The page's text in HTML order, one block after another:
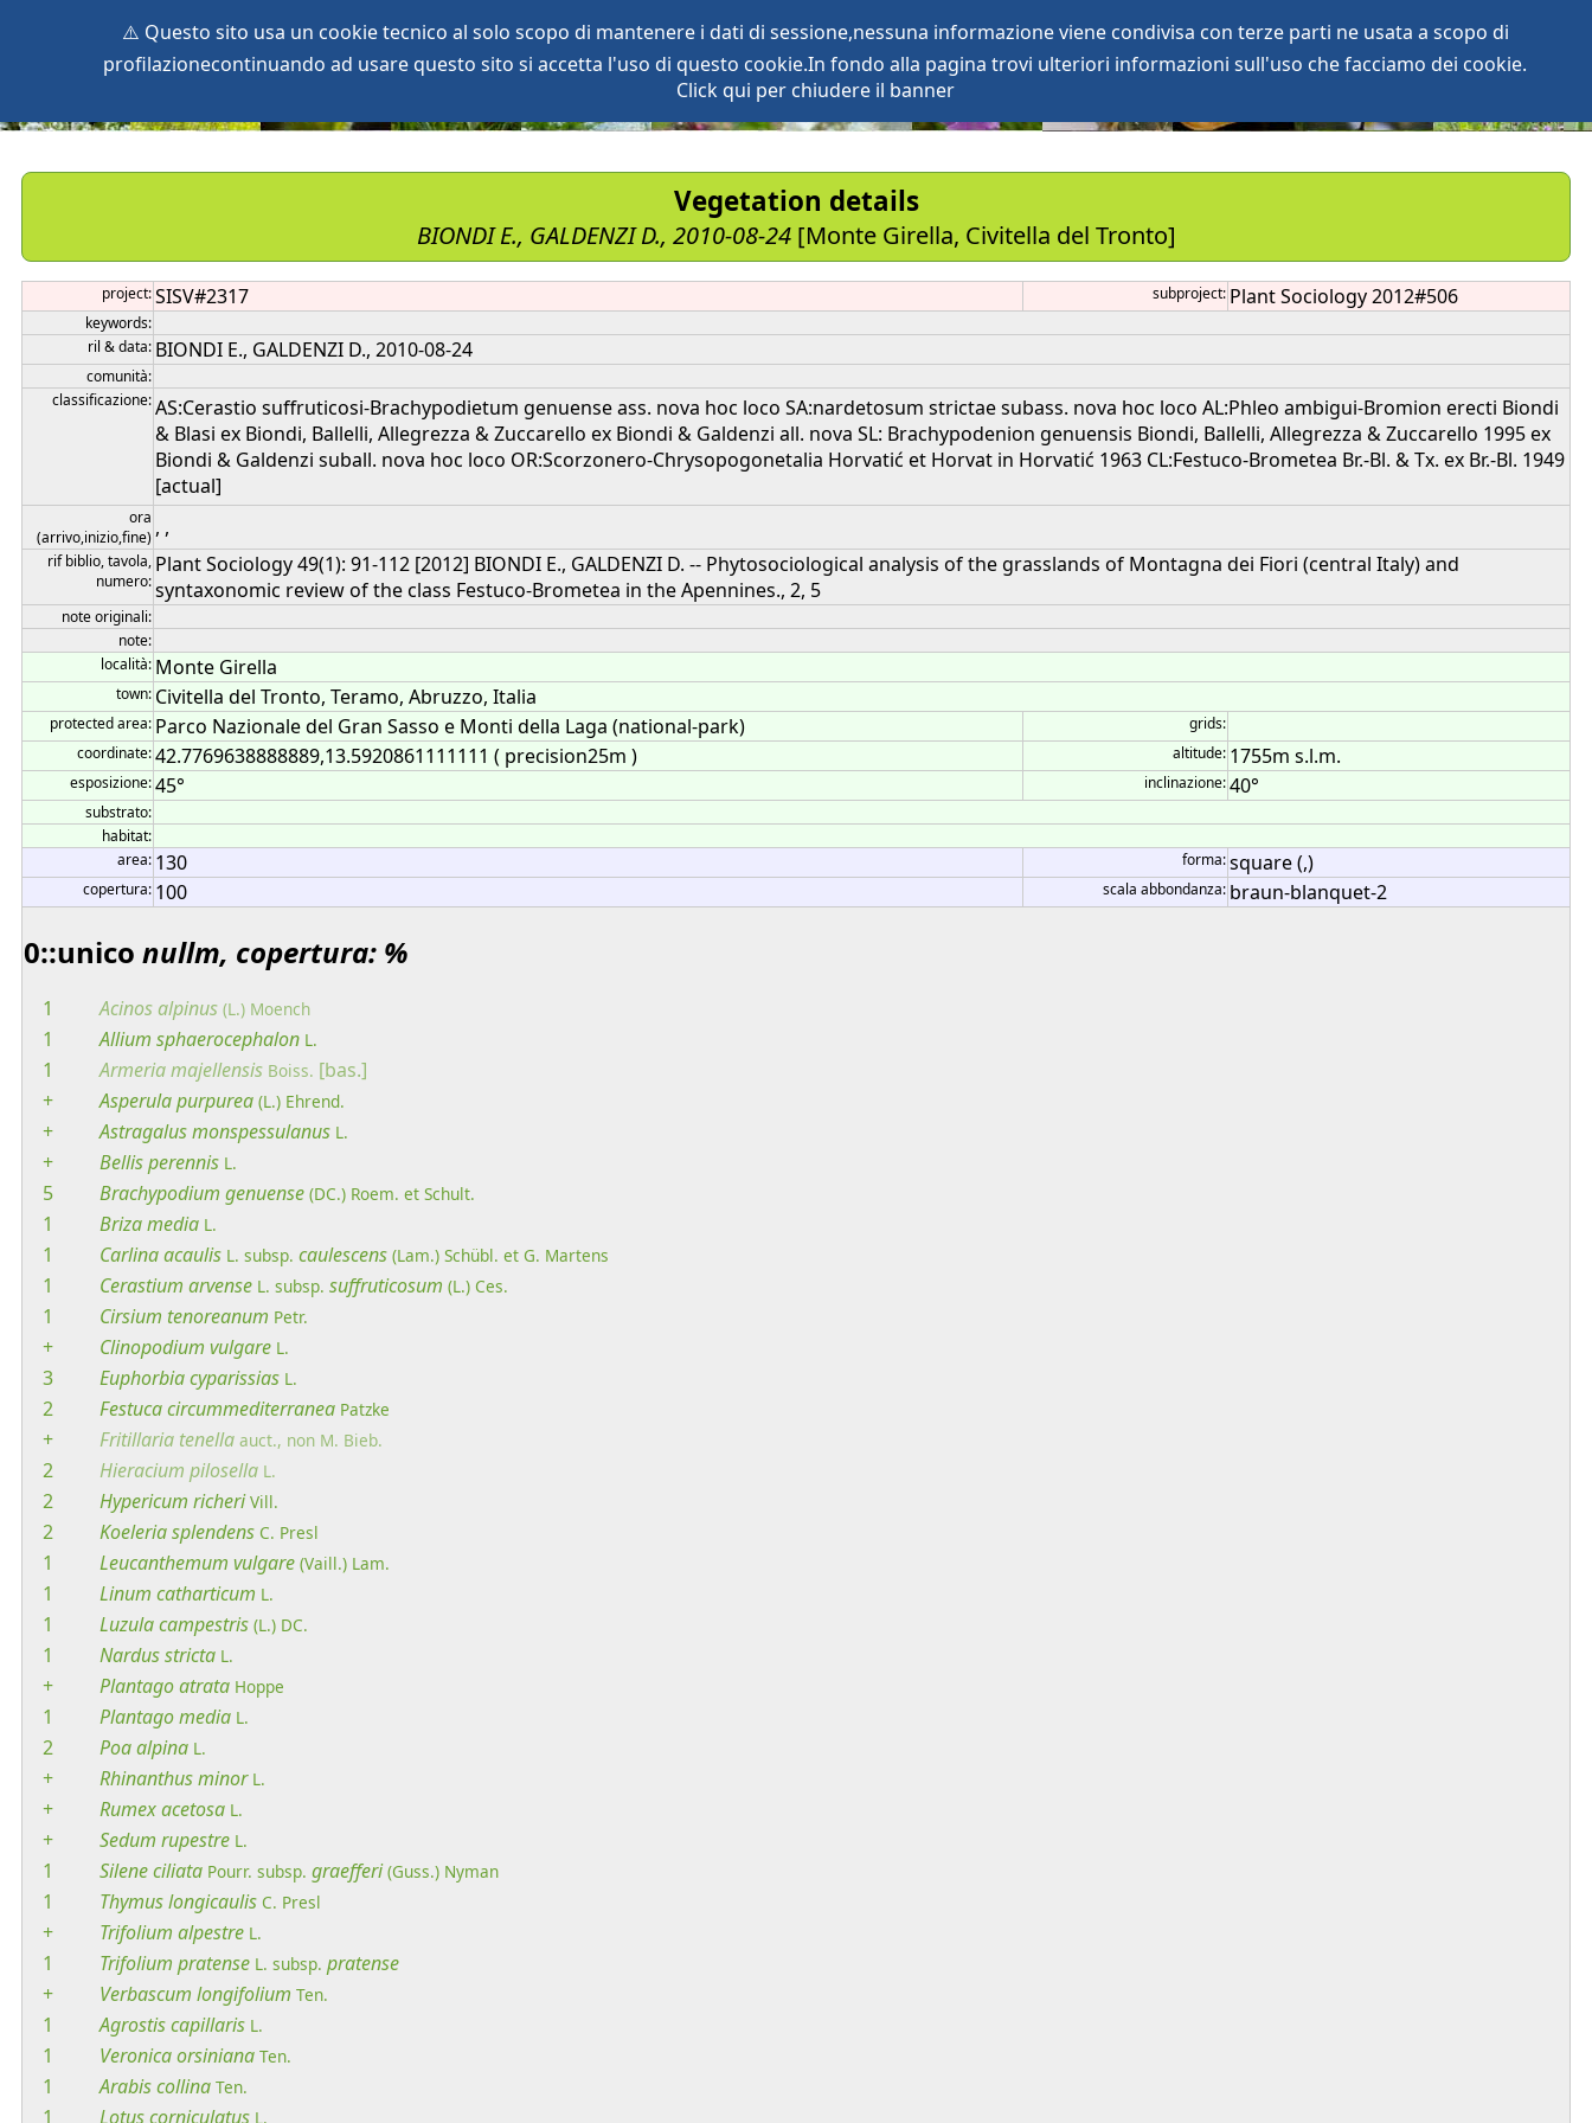
⚠️ Questo sito usa un cookie tecnico al solo scopo di mantenere i dati di sessione,nessuna informazione viene condivisa con terze parti ne usata a scopo di
profilazionecontinuando ad usare questo sito si accetta l'uso di questo cookie.In fondo alla pagina trovi ulteriori informazioni sull'uso che facciamo dei cookie.
Click qui per chiudere il banner
login
anArchive
Vegetation details
BIONDI E., GALDENZI D., 2010-08-24[Monte Girella, Civitella del Tronto]
project:SISV#2317 subproject: Plant Sociology 2012#506
keywords:
ril & data: BIONDI E., GALDENZI D., 2010-08-24
comunità:
classificazione:AS:Cerastio suffruticosi-Brachypodietum genuense ass. nova hoc loco SA:nardetosum strictae subass. nova hoc loco AL:Phleo ambigui-Bromion erecti Biondi
& Blasi ex Biondi, Ballelli, Allegrezza & Zuccarello ex Biondi & Galdenzi all. nova SL: Brachypodenion genuensis Biondi, Ballelli, Allegrezza & Zuccarello 1995 ex
Biondi & Galdenzi suball. nova hoc loco OR:Scorzonero-Chrysopogonetalia Horvatić et Horvat in Horvatić 1963 CL:Festuco-Brometea Br.-Bl. & Tx. ex Br.-Bl. 1949
[actual]
ora
(arrivo,inizio,fine) , ,
rif biblio, tavola,
numero:
Plant Sociology 49(1): 91-112 [2012] BIONDI E., GALDENZI D. -- Phytosociological analysis of the grasslands of Montagna dei Fiori (central Italy) and
syntaxonomic review of the class Festuco-Brometea in the Apennines., 2, 5
note originali:
note:
località: Monte Girella
town: Civitella del Tronto, Teramo, Abruzzo, Italia
protected area: Parco Nazionale del Gran Sasso e Monti della Laga (national-park)
grids:
coordinate:42.7769638888889,13.5920861111111 ( precision25m ) altitude: 1755m s.l.m.
esposizione:45° inclinazione:40°
substrato:
habitat:
area: 130 forma:square (,)
copertura: 100 scala abbondanza: braun-blanquet-2
0::unico nullm, copertura: %
1 Acinosalpinus (L.) Moench
1 Allium sphaerocephalon L.
1 Armeriamajellensis Boiss. [bas.]
+
Asperulapurpurea (L.) Ehrend.
+ Astragalusmonspessulanus L.
+ Bellisperennis L.
5 Brachypodium genuense (DC.) Roem. et Schult.
1 Brizamedia L.
1 Carlinaacaulis L. subsp. caulescens (Lam.) Schübl. et G. Martens
1 Cerastium arvense L. subsp. suffruticosum (L.) Ces.
1 Cirsium tenoreanum Petr.
+ Clinopodium vulgare L.
3 Euphorbiacyparissias L.
2 Festucacircummediterranea Patzke
+ Fritillaria tenella auct., non M. Bieb.
2 Hieracium pilosella L.
2 Hypericum richeri Vill.
2 Koeleriasplendens C. Presl
1 Leucanthemum vulgare (Vaill.) Lam.
1 Linum catharticum L.
1 Luzulacampestris (L.) DC.
1 Nardusstricta L.
+ Plantagoatrata Hoppe
1 Plantagomedia L.
2 Poaalpina L.
+ Rhinanthusminor L.
+ Rumexacetosa L.
+ Sedum rupestre L.
1 Sileneciliata Pourr. subsp. graefferi (Guss.) Nyman
1 Thymuslongicaulis C. Presl
+ Trifolium alpestre L.
1 Trifolium pratense L. subsp. pratense
+
Verbascum longifolium Ten.
1 Agrostiscapillaris L.
1 Veronicaorsiniana Ten.
1 Arabiscollina Ten.
1 Lotuscorniculatus L.